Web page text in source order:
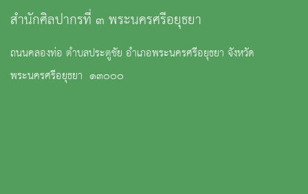
สำนักศิลปากรที่ ๓ พระนครศรีอยุธยา
ถนนคลองท่อ ตำบลประตูชัย อำเภอพระนครศรีอยุธยา จังหวัด
พระนครศรีอยุธยา ๑๓๐๐๐